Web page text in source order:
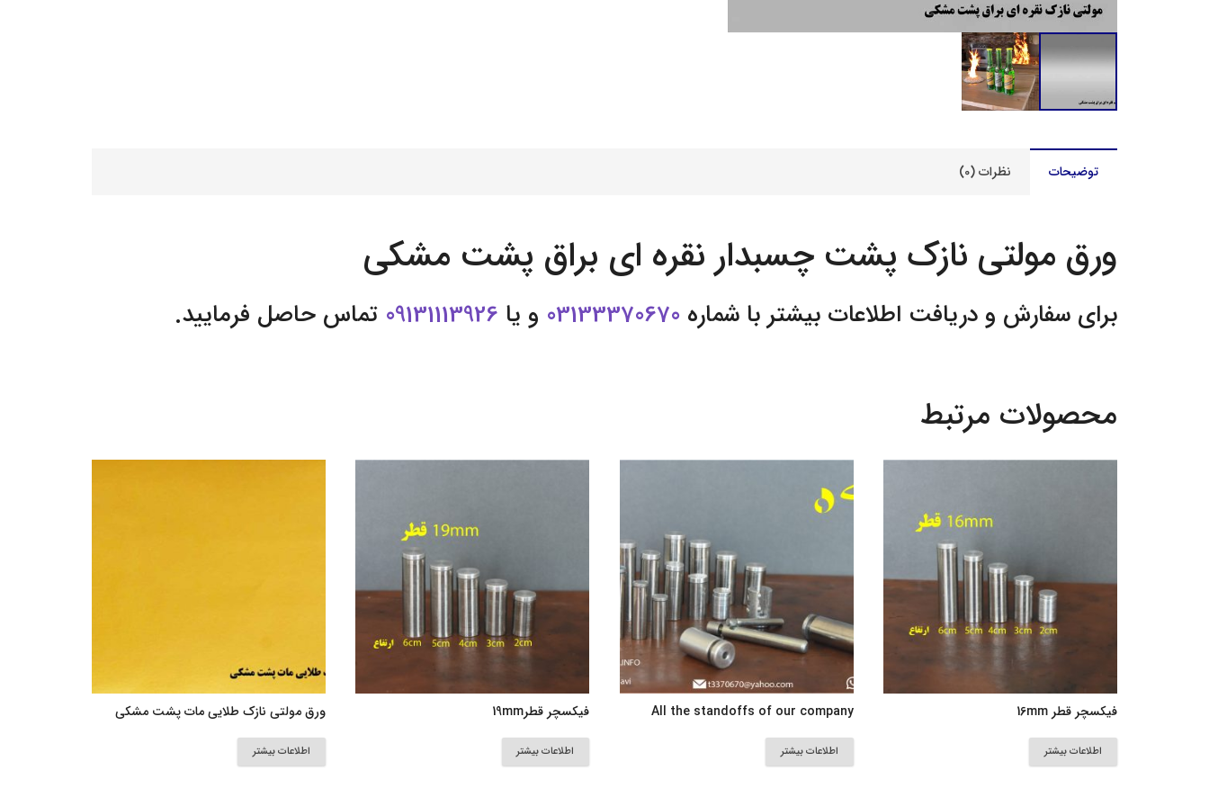
توضیحات نظرات (0)
ورق مولتی نازک پشت چسبدار نقره ای براق پشت مشکی
برای سفارش و دریافت اطلاعات بیشتر با شماره 03133370670 و یا 09131113926 تماس حاصل فرمایید.
محصولات مرتبط
فیکسچر قطر 16mm
اطلاعات بیشتر
All the standoffs of our company
اطلاعات بیشتر
فیکسچر قطر19mm
اطلاعات بیشتر
ورق مولتی نازک طلایی مات پشت مشکی
اطلاعات بیشتر